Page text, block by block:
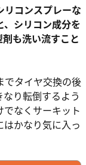
リコンスプレーな
、シリコン成分を
も洗い流すこと
でタイヤ交換の後
り転倒するよう
なくサーキット
かなり気に入っ